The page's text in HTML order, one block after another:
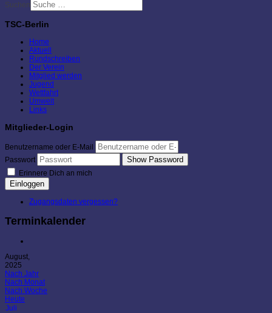
Suchen
TSC-Berlin
Home
Aktuell
Rundschreiben
Der Verein
Mitglied werden
Jugend
Wettfahrt
Umwelt
Links
Mitglieder-Login
Benutzername oder E-Mail
Passwort
Show Password
Erinnere Dich an mich
Einloggen
Zugangsdaten vergessen?
Terminkalender
August,
2025
Nach Jahr
Nach Monat
Nach Woche
Heute
Juli